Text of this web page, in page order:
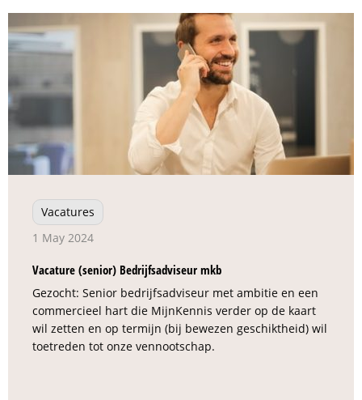
Vacatures
1 May 2024
Vacature (senior) Bedrijfsadviseur mkb
Gezocht: Senior bedrijfsadviseur met ambitie en een
commercieel hart die MijnKennis verder op de kaart
wil zetten en op termijn (bij bewezen geschiktheid) wil
toetreden tot onze vennootschap.